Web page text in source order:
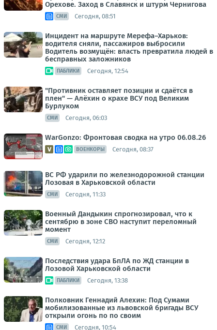
Орехове. Заход в Славянск и штурм Чернигова
СМИ Сегодня, 08:51
Инцидент на маршруте Мерефа–Харьков:
водителя сняли, пассажиров выбросили
Водитель возмущён: власть превратила людей в
бесправных заложников
ПАБЛИКИ Сегодня, 12:54
"Противник оставляет позиции и сдаётся в
плен" — Алёхин о крахе ВСУ под Великим
Бурлуком
СМИ Сегодня, 06:03
WarGonzo: Фронтовая сводка на утро 06.08.26
ВОЕНКОРЫ Сегодня, 08:37
ВС РФ ударили по железнодорожной станции
Лозовая в Харьковской области
СМИ Сегодня, 11:33
Военный Дандыкин спрогнозировал, что к
сентябрю в зоне СВО наступит переломный
момент
СМИ Сегодня, 12:12
Последствия удара БпЛА по ЖД станции в
Лозовой Харьковской области
ПАБЛИКИ Сегодня, 13:38
Полковник Геннадий Алехин: Под Сумами
мобилизованные из львовской бригады ВСУ
открыли огонь по по своим
СМИ Сегодня, 10:54